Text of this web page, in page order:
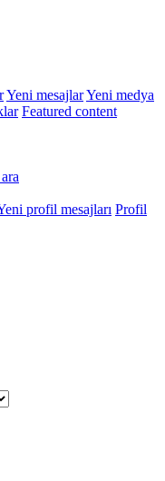
Yeni mesajlarYeni medya
Featured content
profil mesajları Profil